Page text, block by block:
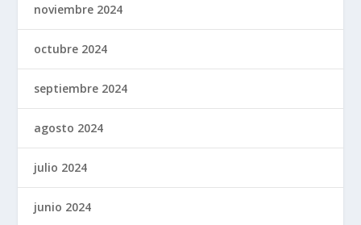
noviembre 2024
octubre 2024
septiembre 2024
agosto 2024
julio 2024
junio 2024